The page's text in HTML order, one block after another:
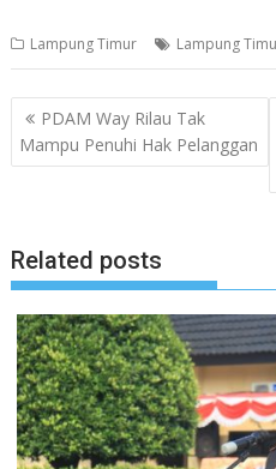
Lampung Timur Lampung
Navigasi
pos
PDAM Way Rilau Tak
Mampu Penuhi Hak Pelanggan
Related posts